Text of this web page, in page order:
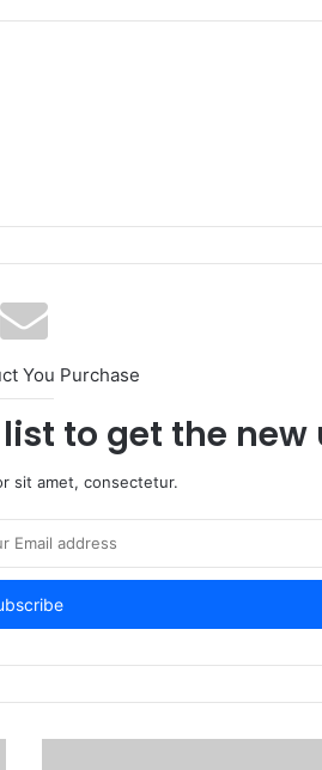
You Purchase
to get the new
sit amet, consectetur.